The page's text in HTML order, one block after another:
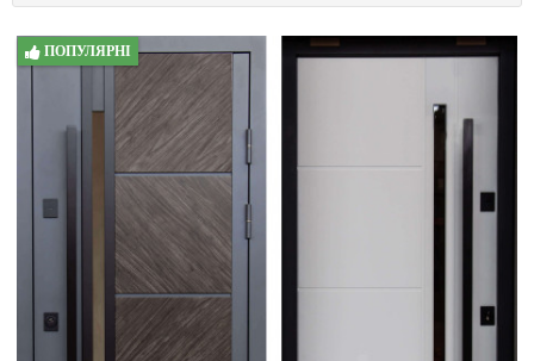
ПОПУЛЯРНІ